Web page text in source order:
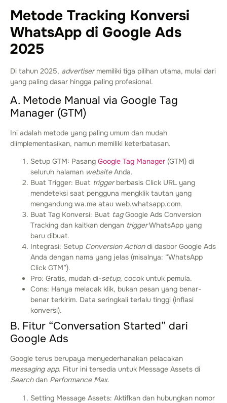
Metode Tracking Konversi
WhatsApp di Google Ads
2025
Di tahun 2025, advertisermemiliki tiga pilihan utama, mulai dari
yang paling dasar hingga paling profesional.
A. Metode Manual via Google Tag
Manager (GTM)
Ini adalah metode yang paling umum dan mudah
diimplementasikan, namun memiliki keterbatasan.
Setup GTM: Pasang Google Tag Manager (GTM) di
seluruh halaman websiteAnda.
Buat Trigger: Buat triggerberbasis Click URL yang
mendeteksi saat pengguna mengklik tautan yang
mengandung wa.me atau web.whatsapp.com.
Buat Tag Konversi: Buat tagGoogle Ads Conversion
Tracking dan kaitkan dengan triggerWhatsApp yang
baru dibuat.
Integrasi: Setup Conversion Actiondi dasbor Google Ads
Anda dengan nama yang jelas (misalnya: “WhatsApp
Click GTM”).
Pro: Gratis, mudah di-setup, cocok untuk pemula.
Cons: Hanya melacak klik, bukan pesan yang benar-
benar terkirim. Data seringkali terlalu tinggi (inflasi
konversi).
B. Fitur “Conversation Started” dari
Google Ads
Google terus berupaya menyederhanakan pelacakan
messaging app. Fitur ini tersedia untuk Message Assets di
Searchdan Performance Max.
Setting Message Assets: Aktifkan dan hubungkan nomor